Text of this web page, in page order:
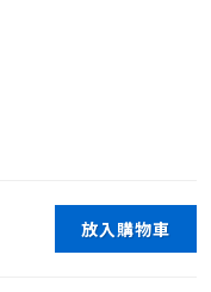
放入購物車